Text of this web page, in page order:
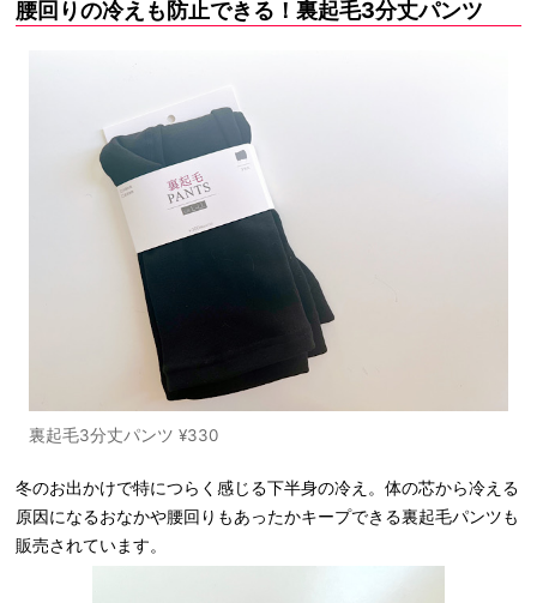
腰回りの冷えも防止できる！裏起毛3分丈パンツ
裏起毛3分丈パンツ ¥330
冬のお出かけで特につらく感じる下半身の冷え。体の芯から冷える
原因になるおなかや腰回りもあったかキープできる裏起毛パンツも
販売されています。